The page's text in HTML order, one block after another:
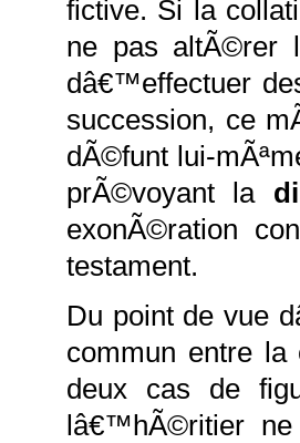
fictive. Si la
ne pas altÃ©rer
dâ€™effectuer
succession, ce
dÃ©funt lui-
prÃ©voyant la
exonÃ©ration
testament.
Du point de vue
commun entre
deux cas de
lâ€™hÃ©ritier